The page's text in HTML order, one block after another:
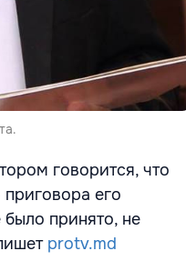
говорится, что
приговора его
принято, не
protv.md